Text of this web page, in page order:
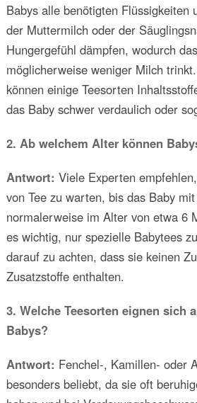
Babys alle benötigten Flüssigkeiten
der Muttermilch oder der
Hungergefühl dämpfen, wodurch
möglicherweise weniger Milch
können einige Teesorten
das Baby schwer verdaulich oder
2. Ab welchem Alter können
Antwort: Viele Experten
von Tee zu warten, bis das Baby
normalerweise im Alter von etwa 6
es wichtig, nur spezielle Babytees
darauf zu achten, dass sie keinen
Zusatzstoffe enthalten.
3. Welche Teesorten eignen sich
Babys?
Antwort: Fenchel-, Kamillen- oder
besonders beliebt, da sie oft